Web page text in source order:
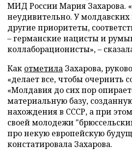
МИД России Мария Захарова.
неудивительно. У молдавских
другие приоритеты,
– германские нацисты и
коллаборационисты», –
Как отметила Захарова,
«делает все, чтобы очернить
«Молдавия до сих пор
материальную базу,
нахождения в СССР, а при
своей молодежи
про некую европейскую
констатировала Захарова.